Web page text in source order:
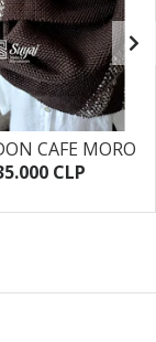
CAFE MORO
CLP